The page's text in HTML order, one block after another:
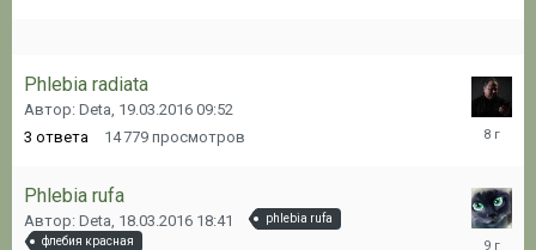
Phlebia radiata
Автор: Deta, 19.03.2016 09:52
3 ответа 14 779 просмотров
Phlebia rufa
Автор: Deta, 18.03.2016 18:41
phlebia rufa
флебия красная